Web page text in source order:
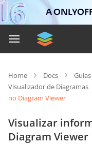
A
Home Docs
Visualizador de Diagramas
no Diagram Viewer
Visualizar
Diagram Viewer